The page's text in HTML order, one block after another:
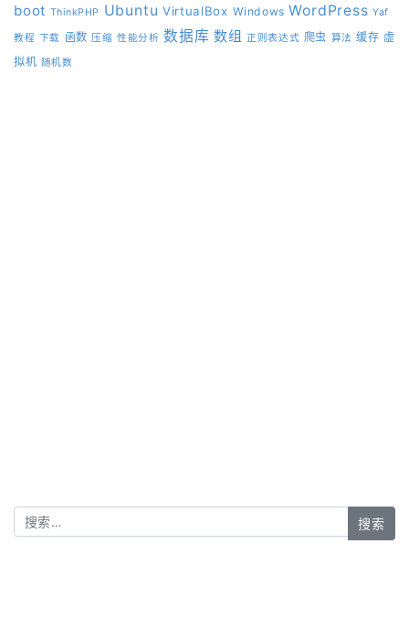
boot ThinkPHP Ubuntu VirtualBox Windows WordPress Yaf
教程 下载 函数 压缩 性能分析 数据库 数组 正则表达式 爬虫 算法 缓存 虚
拟机 随机数